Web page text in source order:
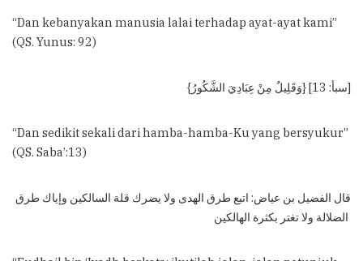
“Dan kebanyakan manusia lalai terhadap ayat-ayat kami”
(QS. Yunus: 92)
{وَقَلِيلٌ مِنْ عِبَادِيَ الشَّكُورُ} [سبأ: 13]
“Dan sedikit sekali dari hamba-hamba-Ku yang bersyukur”
(QS. Saba’:13)
قال الفضيل بن عياض: اتبع طرق الهدى ولا يضرك قلة السالكين وإياك طرق